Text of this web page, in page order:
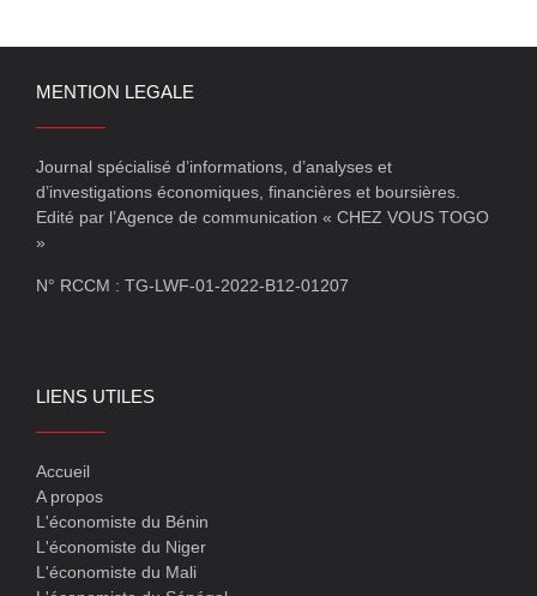
MENTION LEGALE
Journal spécialisé d’informations, d’analyses et
d’investigations économiques, financières et boursières.
Edité par l’Agence de communication « CHEZ VOUS TOGO
»
N° RCCM : TG-LWF-01-2022-B12-01207
LIENS UTILES
Accueil
A propos
L'économiste du Bénin
L'économiste du Niger
L'économiste du Mali